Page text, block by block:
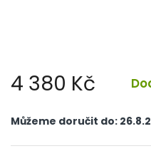
4 380 Kč
cena:
Můžeme doručit do: